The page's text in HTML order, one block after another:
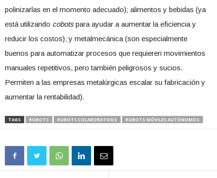
polinizarlas en el momento adecuado); alimentos y bebidas (ya
está utilizando cobotspara ayudar a aumentar la eficiencia y
reducir los costos); y metalmecánica (son especialmente
buenos para automatizar procesos que requieren movimientos
manuales repetitivos, pero también peligrosos y sucios.
Permiten a las empresas metalúrgicas escalar su fabricación y
aumentar la rentabilidad).
TAGS ROBOTS ROBOTS COLABORATIVOS ROBOTS MÓVILES AUTÓNOMOS